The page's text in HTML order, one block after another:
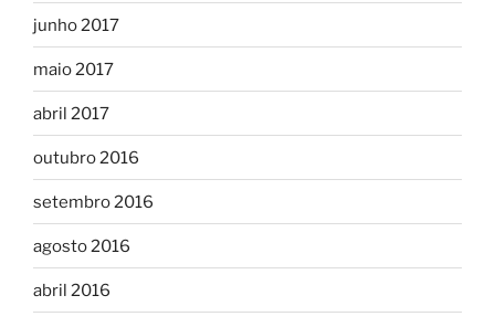
junho 2017
maio 2017
abril 2017
outubro 2016
setembro 2016
agosto 2016
abril 2016